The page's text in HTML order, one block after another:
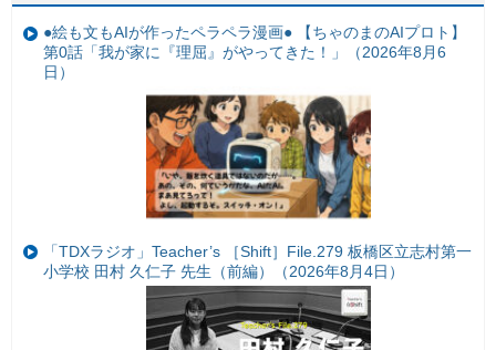
●絵も文もAIが作ったペラペラ漫画● 【ちゃのまのAIプロト】
第0話「我が家に『理屈』がやってきた！」（2026年8月6
日）
「TDXラジオ」Teacher’s ［Shift］File.279 板橋区立志村第一
小学校 田村 久仁子 先生（前編）（2026年8月4日）